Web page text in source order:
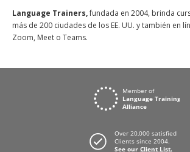
Language Trainers,fundada en 2004, brinda
más de 200 ciudades de los EE. UU. y también en
Zoom, Meet o Teams.